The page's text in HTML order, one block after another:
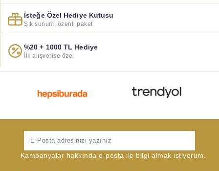
İsteğe Özel Hediye Kutusu
Şık sunum, özenli paket
%20 + 1000 TL Hediye
İlk alışverişe özel
Kampanyalar hakkında e-posta ile bilgi almak istiyorum.